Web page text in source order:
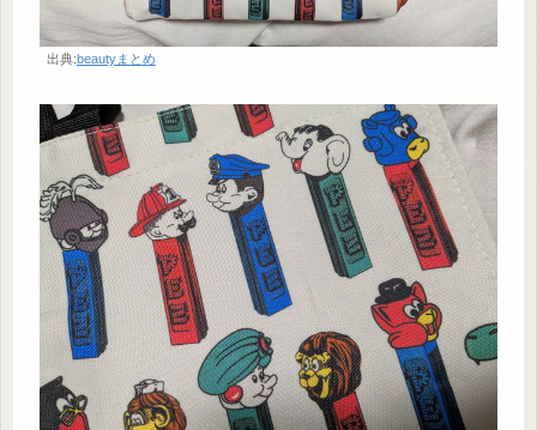
出典:beautyまとめ